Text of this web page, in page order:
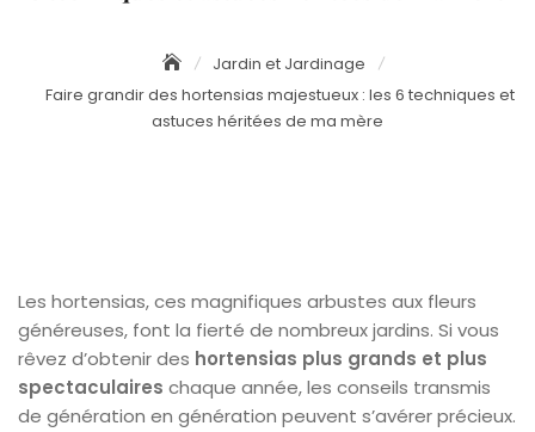
Jardin et Jardinage
Faire grandir des hortensias majestueux : les 6 techniques et
astuces héritées de ma mère
Les hortensias, ces magnifiques arbustes aux fleurs
généreuses, font la fierté de nombreux jardins. Si vous
rêvez d’obtenir des hortensias plus grands et plus
spectaculaires chaque année, les conseils transmis
de génération en génération peuvent s’avérer précieux.